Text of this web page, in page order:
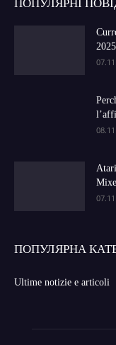
ПОПУЛЯРНІ
2025
ПОПУЛЯРНА
Ultime notizie e articoli